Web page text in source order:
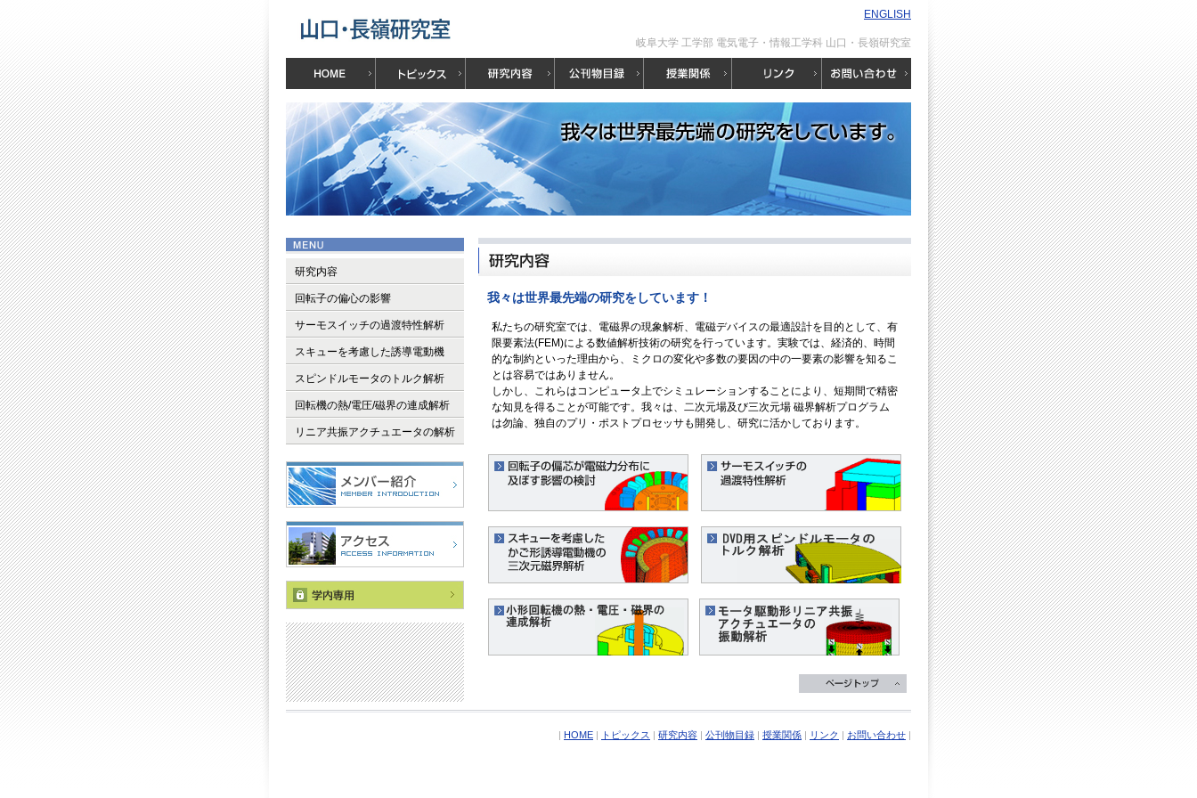
ENGLISH
岐阜大学 工学部 電気電子・情報工学科 山口・長嶺研究室
研究内容
回転子の偏心の影響
サーモスイッチの過渡特性解析
スキューを考慮した誘導電動機
スピンドルモータのトルク解析
回転機の熱/電圧/磁界の連成解析
リニア共振アクチュエータの解析
我々は世界最先端の研究をしています！
私たちの研究室では、電磁界の現象解析、電磁デバイスの最適設計を目的として、有
限要素法(FEM)による数値解析技術の研究を行っています。実験では、経済的、時間
的な制約といった理由から、ミクロの変化や多数の要因の中の一要素の影響を知るこ
とは容易ではありません。
しかし、これらはコンピュータ上でシミュレーションすることにより、短期間で精密
な知見を得ることが可能です。我々は、二次元場及び三次元場 磁界解析プログラム
は勿論、独自のプリ・ポストプロセッサも開発し、研究に活かしております。
| HOME | トピックス | 研究内容 | 公刊物目録 | 授業関係 | リンク | お問い合わせ |